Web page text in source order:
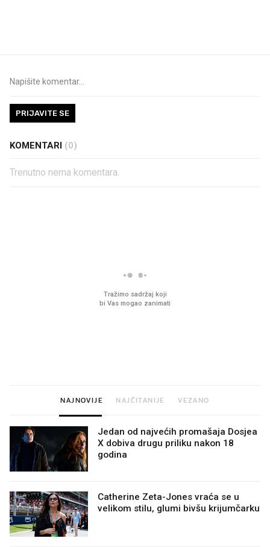
PRIJAVITE SE
KOMENTARI (0)
Trenutno nema komentara.
NAJNOVIJE NAJČITANIJE VEZANO
Jedan od najvećih promašaja Dosjea
X dobiva drugu priliku nakon 18
godina
Catherine Zeta-Jones vraća se u
velikom stilu, glumi bivšu krijumčarku